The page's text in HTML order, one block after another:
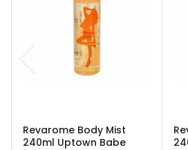
Revarome Body Mist
240ml Uptown Babe